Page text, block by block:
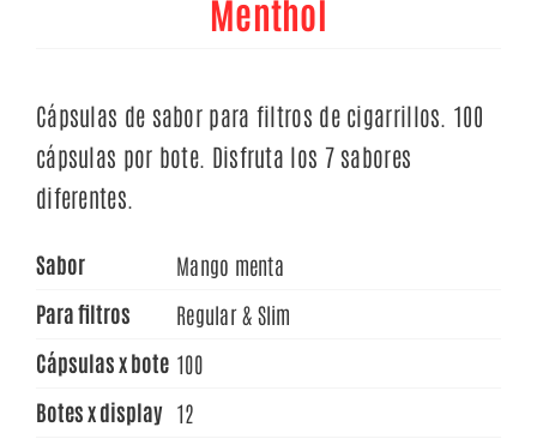
Menthol
Cápsulas de sabor para filtros de cigarrillos. 100
cápsulas por bote. Disfruta los 7 sabores
diferentes.
Sabor
Mango menta
Para filtros
Regular & Slim
Cápsulas x bote 100
Botes x display 12